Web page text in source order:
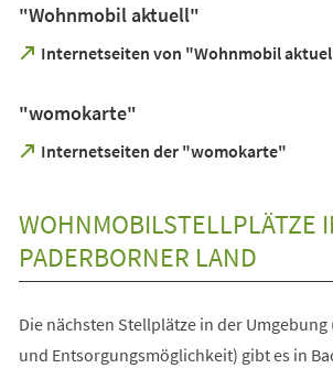
neuen
Tab)
"Wohnmobil aktuell"
Internetseiten von "Wohnmobil
(Öffnet
neuen
Tab)
"womokarte"
Internetseiten der "womokarte"
(Öffnet
neuen
Tab)
WOHNMOBILSTELLPLÄTZE
PADERBORNER LAND
Die nächsten Stellplätze in der
und Entsorgungsmöglichkeit) gibt es in